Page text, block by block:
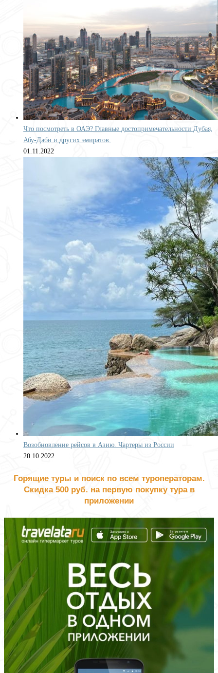
Что посмотреть в ОАЭ? Главные достопримечательности Дубая,
Абу-Даби и других эмиратов.
01.11.2022
Возобновление рейсов в Азию. Чартеры из России
20.10.2022
Горящие туры и поиск по всем туроператорам.
Скидка 500 руб. на первую покупку тура в
приложении